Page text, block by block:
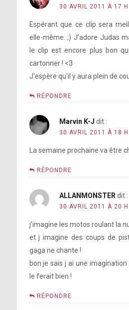
30 AVRIL 2011 À 17
Espérant que ce clip sera
elle-même. ;) J’adore Judas
le clip est encore plus bon
cartonner ! <3
J'espère qu'il y aura plein de
RÉPONDRE
Marvin K-J dit :
30 AVRIL 2011 À 18
La semaine prochaine va être
RÉPONDRE
ALLANMONSTER dit :
30 AVRIL 2011 À 20
j’imagine les motos roulant la
et j imagine des coups de
gaga ne chante !
bon je sais j ai une
le ferait bien !
RÉPONDRE